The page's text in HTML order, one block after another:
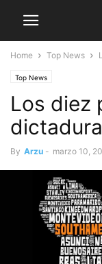
Home Top News
Top News
Los diez
By Arzu - marzo 10,